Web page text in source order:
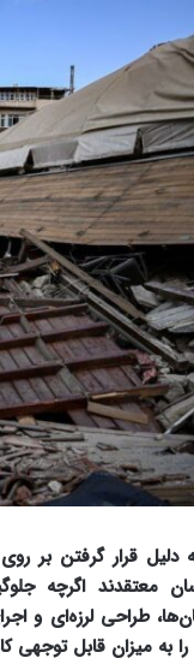
دلیل قرار گرفتن بر
معتقدند اگرچه
طراحی لرزه‌ای و
به میزان قابل توجهی